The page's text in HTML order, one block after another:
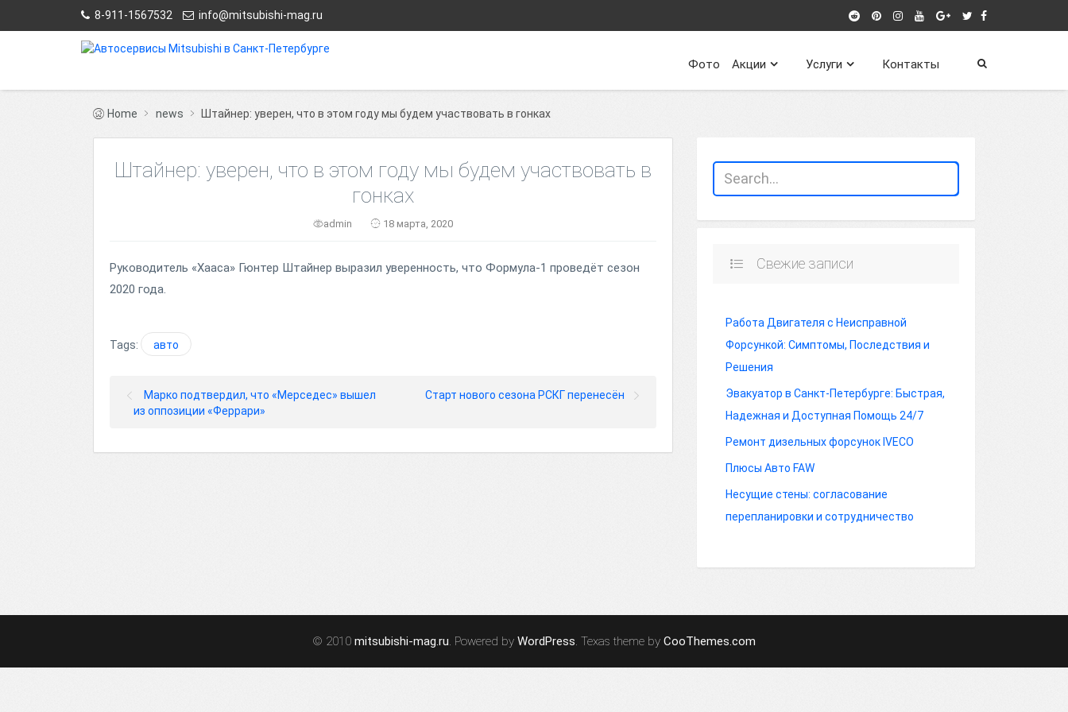
8-911-1567532 info@mitsubishi-mag.ru
Контакты
Услуги
Акции
Фото
Home news Штайнер: уверен, что в этом году мы будем участвовать в гонках
Штайнер: уверен, что в этом году мы будем участвовать в
гонках
admin 18 марта, 2020
Руководитель «Хааса» Гюнтер Штайнер выразил уверенность, что Формула-1 проведёт сезон
2020 года.
Tags: авто
Марко подтвердил, что «Мерседес» вышел
из оппозиции «Феррари»
Старт нового сезона РСКГ перенесён
Свежие записи
Работа Двигателя с Неисправной
Форсункой: Симптомы, Последствия и
Решения
Эвакуатор в Санкт-Петербурге: Быстрая,
Надежная и Доступная Помощь 24/7
Ремонт дизельных форсунок IVECO
Плюсы Авто FAW
Несущие стены: согласование
перепланировки и сотрудничество
© 2010 mitsubishi-mag.ru. Powered by WordPress. Texas theme by CooThemes.com